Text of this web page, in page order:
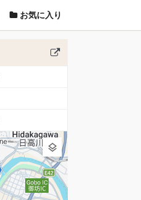
お気に入り